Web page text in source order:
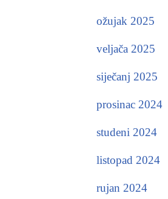
ožujak 2025
veljača 2025
siječanj 2025
prosinac 2024
studeni 2024
listopad 2024
rujan 2024